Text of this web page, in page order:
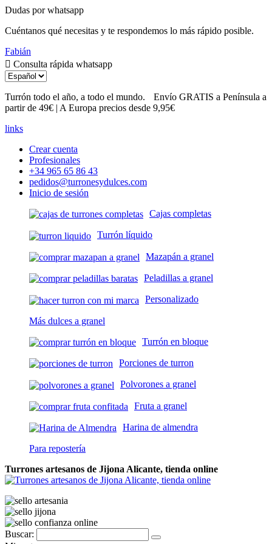
Dudas por whatsapp
Cuéntanos qué necesitas y te respondemos lo más rápido posible.
Fabián
Consulta rápida whatsapp
Turrón todo el año, a todo el mundo.
Envío GRATIS a Península
a partir de 49€ | A Europa precios desde 9,95€
links
Crear cuenta
Profesionales
+34 965 65 86 43
pedidos@turronesydulces.com
Inicio de sesión
Cajas completas
Turrón líquido
Mazapán a granel
Peladillas a granel
Personalizado
Más dulces a granel
Turrón en bloque
Porciones de turron
Polvorones a granel
Fruta a granel
Harina de almendra
Para repostería
Turrones artesanos de Jijona Alicante, tienda online
Buscar: